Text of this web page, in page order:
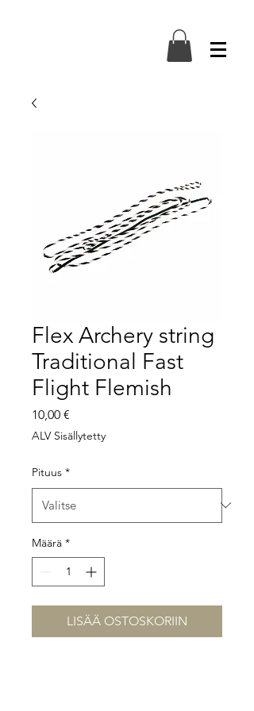
Flex Archery string
Traditional Fast
Flight Flemish
10,00 €
ALV Sisällytetty
Pituus *
Määrä *
LISÄÄ OSTOSKORIIN